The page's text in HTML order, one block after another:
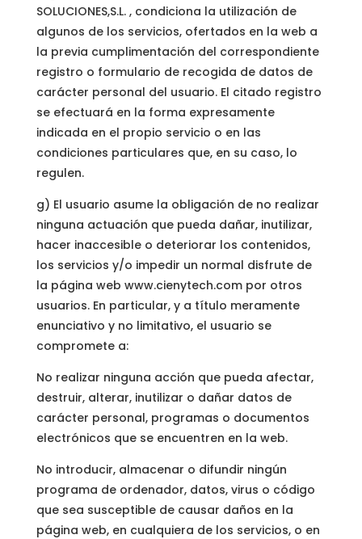
SOLUCIONES,S.L. , condiciona la utilización de
algunos de los servicios, ofertados en la web a
la previa cumplimentación del correspondiente
registro o formulario de recogida de datos de
carácter personal del usuario. El citado registro
se efectuará en la forma expresamente
indicada en el propio servicio o en las
condiciones particulares que, en su caso, lo
regulen.
g) El usuario asume la obligación de no realizar
ninguna actuación que pueda dañar, inutilizar,
hacer inaccesible o deteriorar los contenidos,
los servicios y/o impedir un normal disfrute de
la página web www.cienytech.com por otros
usuarios. En particular, y a título meramente
enunciativo y no limitativo, el usuario se
compromete a:
No realizar ninguna acción que pueda afectar,
destruir, alterar, inutilizar o dañar datos de
carácter personal, programas o documentos
electrónicos que se encuentren en la web.
No introducir, almacenar o difundir ningún
programa de ordenador, datos, virus o código
que sea susceptible de causar daños en la
página web, en cualquiera de los servicios, o en